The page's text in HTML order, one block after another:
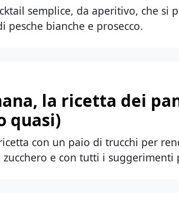
semplice, da aperitivo, che si
bianche e prosecco.
la ricetta dei
quasi)
con un paio di trucchi per
zucchero e con tutti i